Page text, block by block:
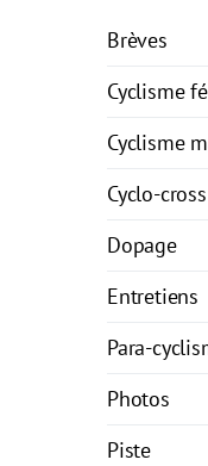
Brèves
Cyclisme
Cyclisme
Cyclo-cross
Dopage
Entretiens
Para-
Photos
Piste